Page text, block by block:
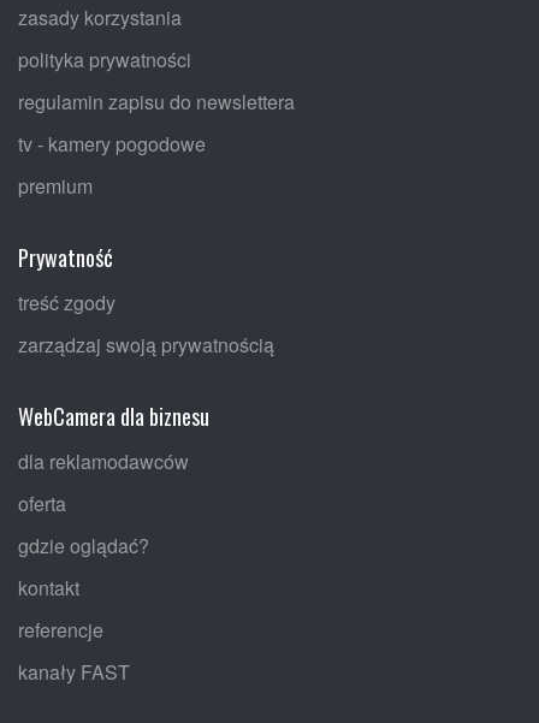
zasady korzystania
polityka prywatności
regulamin zapisu do newslettera
tv - kamery pogodowe
premium
Prywatność
treść zgody
zarządzaj swoją prywatnością
WebCamera dla biznesu
dla reklamodawców
oferta
gdzie oglądać?
kontakt
referencje
kanały FAST